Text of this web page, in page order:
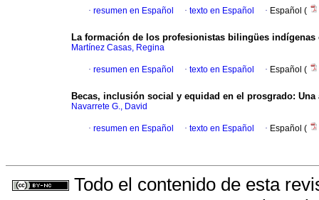
· resumen en Español · texto en Español · Español (
La formación de los profesionistas bilingües indígenas
Martínez Casas, Regina
· resumen en Español · texto en Español · Español (
Becas, inclusión social y equidad en el prosgrado: Una
Navarrete G., David
· resumen en Español · texto en Español · Español (
Todo el contenido de esta